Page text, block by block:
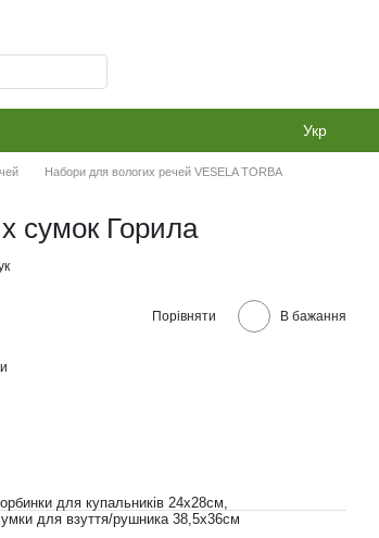
Укр
Набори для вологих речей VESELA TORBA
сумок Горила
Порівняти В бажання
для купальників 24х28см,
для взуття/рушника 38,5х36см